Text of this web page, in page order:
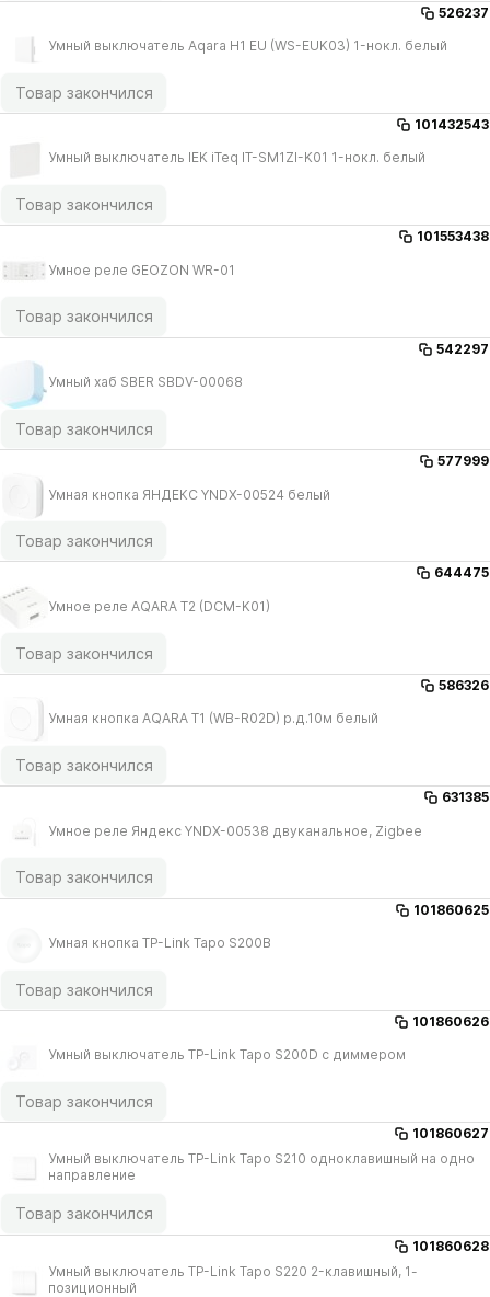
526237
Умный выключатель Aqara H1 EU (WS-EUK03) 1-нокл. белый
Товар закончился
101432543
Умный выключатель IEK iTeq IT-SM1ZI-K01 1-нокл. белый
Товар закончился
101553438
Умное реле GEOZON WR-01
Товар закончился
542297
Умный хаб SBER SBDV-00068
Товар закончился
577999
Умная кнопка ЯНДЕКС YNDX-00524 белый
Товар закончился
644475
Умное реле AQARA T2 (DCM-K01)
Товар закончился
586326
Умная кнопка AQARA T1 (WB-R02D) р.д.10м белый
Товар закончился
631385
Умное реле Яндекс YNDX-00538 двуканальное, Zigbee
Товар закончился
101860625
Умная кнопка TP-Link Tapo S200B
Товар закончился
101860626
Умный выключатель TP-Link Tapo S200D с диммером
Товар закончился
101860627
Умный выключатель TP-Link Tapo S210 одноклавишный на одно
направление
Товар закончился
101860628
Умный выключатель TP-Link Tapo S220 2-клавишный, 1-
позиционный